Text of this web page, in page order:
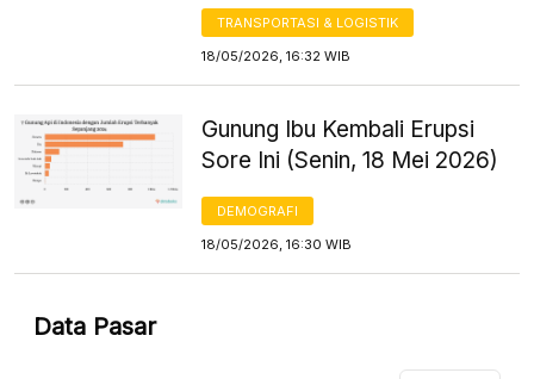
TRANSPORTASI & LOGISTIK
18/05/2026, 16:32 WIB
Gunung Ibu Kembali Erupsi
Sore Ini (Senin, 18 Mei 2026)
DEMOGRAFI
18/05/2026, 16:30 WIB
Data Pasar